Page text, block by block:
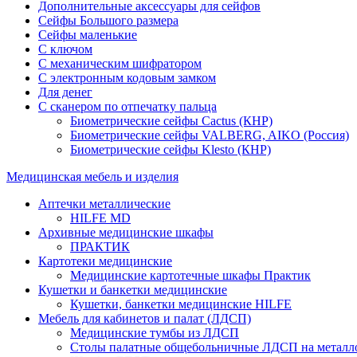
Дополнительные аксессуары для сейфов
Сейфы Большого размера
Сейфы маленькие
С ключом
С механическим шифратором
С электронным кодовым замком
Для денег
С сканером по отпечатку пальца
Биометрические сейфы Cactus (КНР)
Биометрические сейфы VALBERG, AIKO (Россия)
Биометрические сейфы Klesto (КНР)
Медицинская мебель и изделия
Аптечки металлические
HILFE MD
Архивные медицинские шкафы
ПРАКТИК
Картотеки медицинские
Медицинские картотечные шкафы Практик
Кушетки и банкетки медицинские
Кушетки, банкетки медицинские HILFE
Мебель для кабинетов и палат (ЛДСП)
Медицинские тумбы из ЛДСП
Столы палатные общебольничные ЛДСП на